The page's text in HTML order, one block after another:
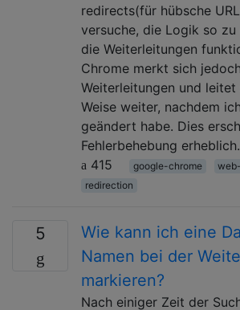
redirects(für hübsche
versuche, die Logik so
die Weiterleitungen
Chrome merkt sich
Weiterleitungen und
Weise weiter, nachdem
geändert habe. Dies
Fehlerbehebung
415
google-chrome
redirection
5
Wie kann ich eine
Namen bei der
markieren?
Nach einiger Zeit der